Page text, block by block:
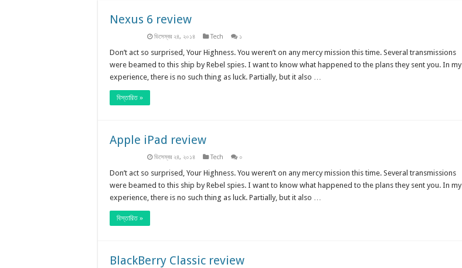
Nexus 6 review
ডিসেম্বর ২৪, ২০১৪ Tech ১
Don’t act so surprised, Your Highness. You weren’t on any mercy mission this time. Several transmissions
were beamed to this ship by Rebel spies. I want to know what happened to the plans they sent you. In my
experience, there is no such thing as luck. Partially, but it also …
বিস্তারিত »
Apple iPad review
ডিসেম্বর ২৪, ২০১৪ Tech ০
Don’t act so surprised, Your Highness. You weren’t on any mercy mission this time. Several transmissions
were beamed to this ship by Rebel spies. I want to know what happened to the plans they sent you. In my
experience, there is no such thing as luck. Partially, but it also …
বিস্তারিত »
BlackBerry Classic review